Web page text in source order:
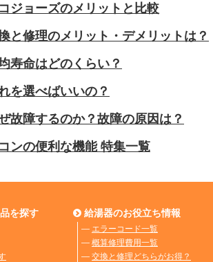
ジョーズのメリットと比較
と修理のメリット・デメリットは？
寿命はどのくらい？
を選べばいいの？
故障するのか？故障の原因は？
ンの便利な機能 特集一覧
を探す 給湯器のお役立ち情報
― エラーコード一覧
― 概算修理費用一覧
― 交換と修理どちらがお得？